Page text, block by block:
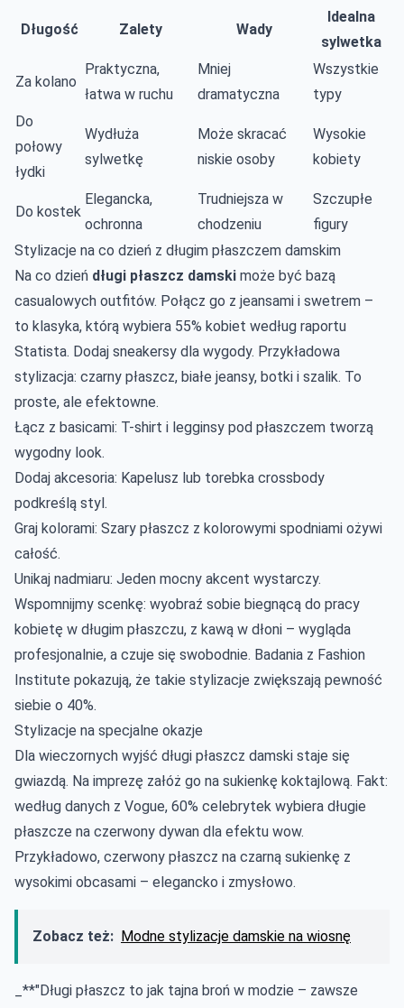
Długość Zalety Wady
Idealna
sylwetka
Za kolano
Praktyczna,
łatwa w ruchu
Mniej
dramatyczna
Wszystkie
typy
Do
połowy
łydki
Wydłuża
sylwetkę
Może skracać
niskie osoby
Wysokie
kobiety
Do kostek
Elegancka,
ochronna
Trudniejsza w
chodzeniu
Szczupłe
figury
Stylizacje na co dzień z długim płaszczem damskim
Na co dzień długi płaszcz damski może być bazą
casualowych outfitów. Połącz go z jeansami i swetrem –
to klasyka, którą wybiera 55% kobiet według raportu
Statista. Dodaj sneakersy dla wygody. Przykładowa
stylizacja: czarny płaszcz, białe jeansy, botki i szalik. To
proste, ale efektowne.
Łącz z basicami: T-shirt i legginsy pod płaszczem tworzą
wygodny look.
Dodaj akcesoria: Kapelusz lub torebka crossbody
podkreślą styl.
Graj kolorami: Szary płaszcz z kolorowymi spodniami ożywi
całość.
Unikaj nadmiaru: Jeden mocny akcent wystarczy.
Wspomnijmy scenkę: wyobraź sobie biegnącą do pracy
kobietę w długim płaszczu, z kawą w dłoni – wygląda
profesjonalnie, a czuje się swobodnie. Badania z Fashion
Institute pokazują, że takie stylizacje zwiększają pewność
siebie o 40%.
Stylizacje na specjalne okazje
Dla wieczornych wyjść długi płaszcz damski staje się
gwiazdą. Na imprezę załóż go na sukienkę koktajlową. Fakt:
według danych z Vogue, 60% celebrytek wybiera długie
płaszcze na czerwony dywan dla efektu wow.
Przykładowo, czerwony płaszcz na czarną sukienkę z
wysokimi obcasami – elegancko i zmysłowo.
Zobacz też: Modne stylizacje damskie na wiosnę
_**"Długi płaszcz to jak tajna broń w modzie – zawsze